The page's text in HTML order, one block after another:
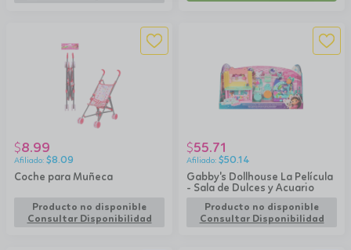
Coche para Muñeca
$8.99
$8.09
Producto no disponible
Consultar Disponibilidad
Gabby's Dollhouse La Película
- Sala de Dulces y Acuario
$55.71
$50.14
Producto no disponible
Consultar Disponibilidad